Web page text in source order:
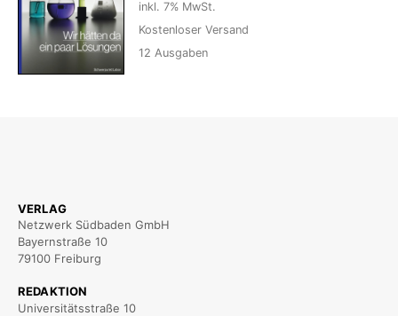
inkl. 7% MwSt.
Kostenloser Versand
12 Ausgaben
VERLAG
Netzwerk Südbaden GmbH
Bayernstraße 10
79100 Freiburg
REDAKTION
Universitätsstraße 10